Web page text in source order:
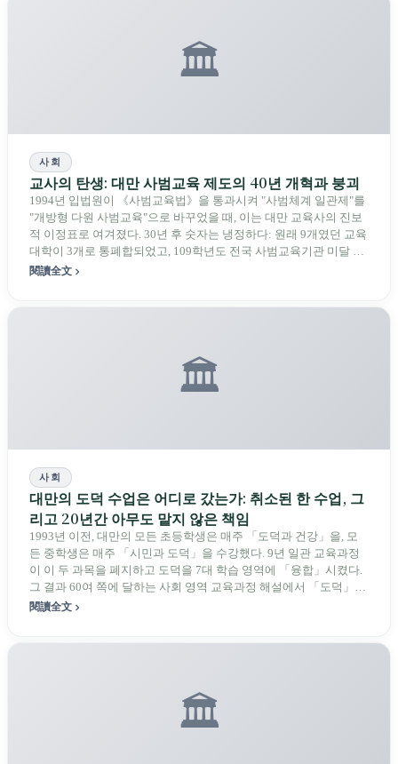
🏛️
사회
교사의 탄생: 대만 사범교육 제도의 40년 개혁과 붕괴
1994년 입법원이 《사범교육법》을 통과시켜 "사범체계 일관제"를
"개방형 다원 사범교육"으로 바꾸었을 때, 이는 대만 교육사의 진보
적 이정표로 여겨졌다. 30년 후 숫자는 냉정하다: 원래 9개였던 교육
대학이 3개로 통폐합되었고, 109학년도 전국 사범교육기관 미달 역
대 최고치, 교원자격시험 합격률 52%로 하락, 사범생의 절반 가까이
閱讀全文
🏛️
사회
대만의 도덕 수업은 어디로 갔는가: 취소된 한 수업, 그
리고 20년간 아무도 맡지 않은 책임
1993년 이전, 대만의 모든 초등학생은 매주 「도덕과 건강」을, 모
든 중학생은 매주 「시민과 도덕」을 수강했다. 9년 일관 교육과정
이 이 두 과목을 폐지하고 도덕을 7대 학습 영역에 「융합」시켰다.
그 결과 60여 쪽에 달하는 사회 영역 교육과정 해설에서 「도덕」이
라는 단어는 거의 등장하지 않았고, 교사의 78%가 가장 강화해야 할
閱讀全文
🏛️